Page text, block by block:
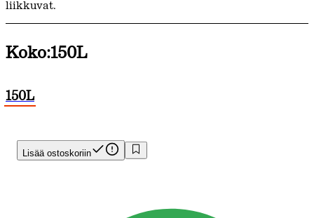
Lisää ostoskoriin
liikkuvat.
Koko:150L
150L